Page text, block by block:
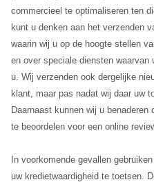
commercieel te optimaliseren ten
kunt u denken aan het verzenden
waarin wij u op de hoogte stellen
en over speciale diensten
u. Wij verzenden ook dergelijke
klant, maar pas nadat wij daar uw
Daarnaast kunnen wij u
te beoordelen voor een online
In voorkomende gevallen
uw kredietwaardigheid te toetsen.